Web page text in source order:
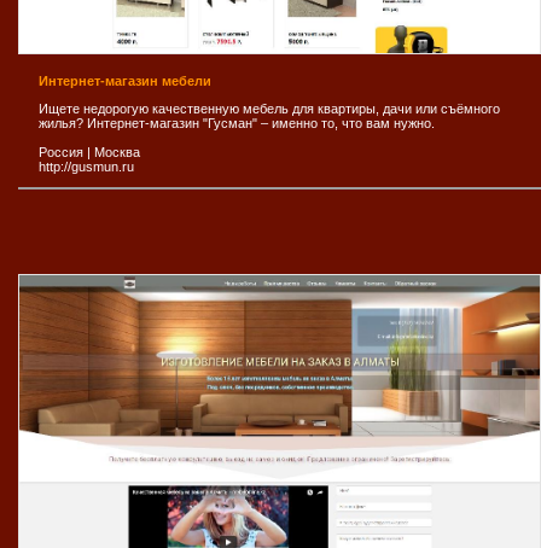
Интернет-магазин мебели
Ищете недорогую качественную мебель для квартиры, дачи или съёмного
жилья? Интернет-магазин "Гусман" – именно то, что вам нужно.
Россия
Москва
http://gusmun.ru